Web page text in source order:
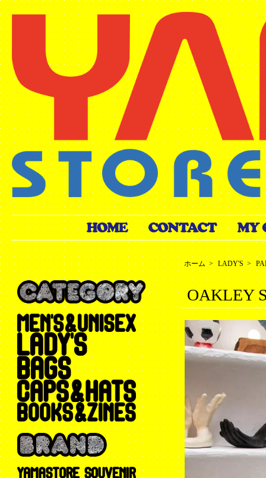
ホーム > LADY'S >
OAKLEY